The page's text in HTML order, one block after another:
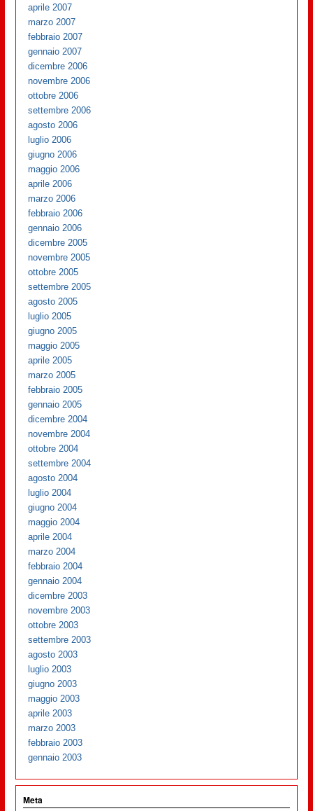
aprile 2007
marzo 2007
febbraio 2007
gennaio 2007
dicembre 2006
novembre 2006
ottobre 2006
settembre 2006
agosto 2006
luglio 2006
giugno 2006
maggio 2006
aprile 2006
marzo 2006
febbraio 2006
gennaio 2006
dicembre 2005
novembre 2005
ottobre 2005
settembre 2005
agosto 2005
luglio 2005
giugno 2005
maggio 2005
aprile 2005
marzo 2005
febbraio 2005
gennaio 2005
dicembre 2004
novembre 2004
ottobre 2004
settembre 2004
agosto 2004
luglio 2004
giugno 2004
maggio 2004
aprile 2004
marzo 2004
febbraio 2004
gennaio 2004
dicembre 2003
novembre 2003
ottobre 2003
settembre 2003
agosto 2003
luglio 2003
giugno 2003
maggio 2003
aprile 2003
marzo 2003
febbraio 2003
gennaio 2003
Meta